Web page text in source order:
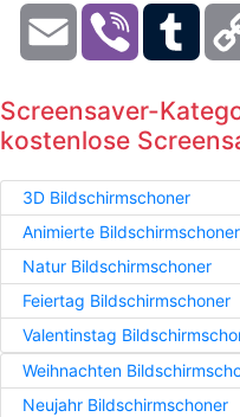
Email Viber
Screensaver-
kostenlose
3D Bildschirmschoner
Animierte Bildschirmschoner
Natur Bildschirmschoner
Feiertag Bildschirmschoner
Valentinstag
Weihnachten
Neujahr Bildschirmschoner